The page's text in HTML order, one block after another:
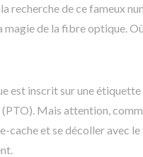
recherche de ce fameux
de la fibre optique.
est inscrit sur une étiquette
Mais attention,
et se décoller avec le